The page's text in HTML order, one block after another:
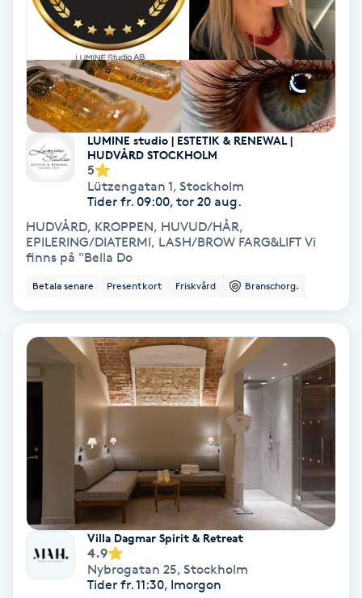
Läpptatuering
Makeup
Manikyr & Pedikyr
Medial vägledning
Medicinsk massage
Meditation
Medium
Megavolymfransar
Mesoterapi
MicroPen
LUMINE studio | ESTETIK & RENEWAL |
HUDVÅRD STOCKHOLM
5
Lützengatan 1, Stockholm
Tider fr. 09:00, tor 20 aug.
HUDVÅRD, KROPPEN, HUVUD/HÅR,
EPILERING/DIATERMI, LASH/BROW FARG&LIFT Vi
finns på "Bella Do
Betala senare Presentkort Friskvård Branschorg.
Villa Dagmar Spirit & Retreat
4.9
Nybrogatan 25, Stockholm
Tider fr. 11:30, Imorgon